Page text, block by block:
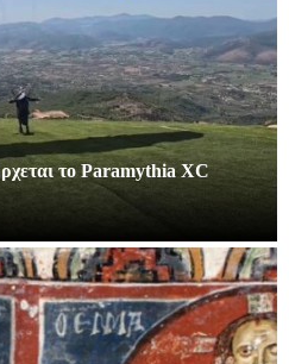
το Paramythia XC